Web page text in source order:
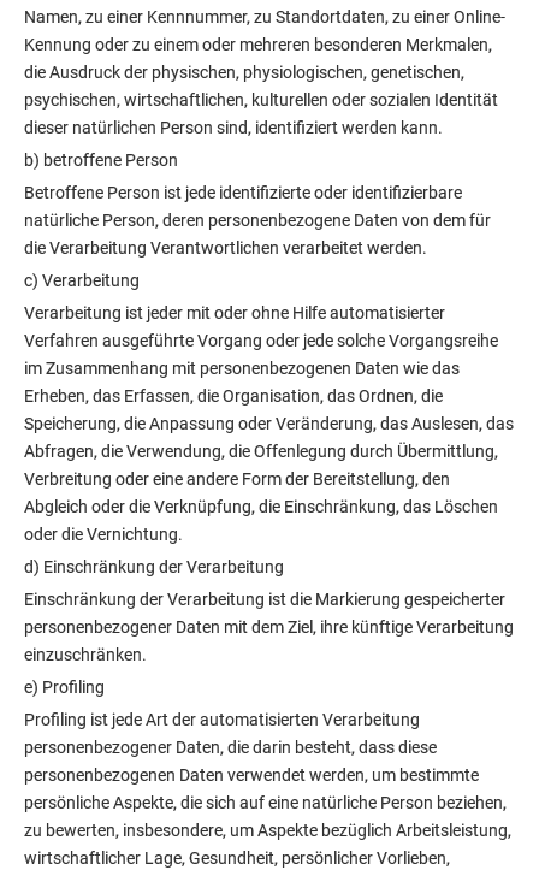
Namen, zu einer Kennnummer, zu Standortdaten, zu einer Online-
Kennung oder zu einem oder mehreren besonderen Merkmalen,
die Ausdruck der physischen, physiologischen, genetischen,
psychischen, wirtschaftlichen, kulturellen oder sozialen Identität
dieser natürlichen Person sind, identifiziert werden kann.
b) betroffene Person
Betroffene Person ist jede identifizierte oder identifizierbare
natürliche Person, deren personenbezogene Daten von dem für
die Verarbeitung Verantwortlichen verarbeitet werden.
c) Verarbeitung
Verarbeitung ist jeder mit oder ohne Hilfe automatisierter
Verfahren ausgeführte Vorgang oder jede solche Vorgangsreihe
im Zusammenhang mit personenbezogenen Daten wie das
Erheben, das Erfassen, die Organisation, das Ordnen, die
Speicherung, die Anpassung oder Veränderung, das Auslesen, das
Abfragen, die Verwendung, die Offenlegung durch Übermittlung,
Verbreitung oder eine andere Form der Bereitstellung, den
Abgleich oder die Verknüpfung, die Einschränkung, das Löschen
oder die Vernichtung.
d) Einschränkung der Verarbeitung
Einschränkung der Verarbeitung ist die Markierung gespeicherter
personenbezogener Daten mit dem Ziel, ihre künftige Verarbeitung
einzuschränken.
e) Profiling
Profiling ist jede Art der automatisierten Verarbeitung
personenbezogener Daten, die darin besteht, dass diese
personenbezogenen Daten verwendet werden, um bestimmte
persönliche Aspekte, die sich auf eine natürliche Person beziehen,
zu bewerten, insbesondere, um Aspekte bezüglich Arbeitsleistung,
wirtschaftlicher Lage, Gesundheit, persönlicher Vorlieben,